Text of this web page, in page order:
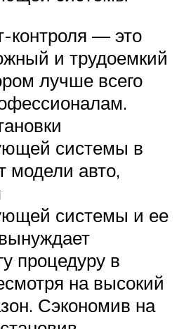
контроля — это
и трудоемкий
лучше всего
системы в
модели авто,
системы и ее
процедуру в
на высокий
Сэкономив на